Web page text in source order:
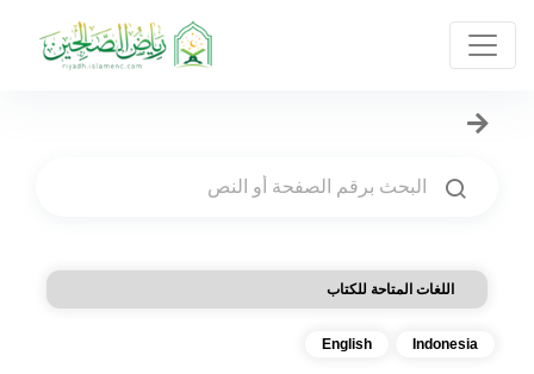
اللغات المتاحة للكتاب
Indonesia
English